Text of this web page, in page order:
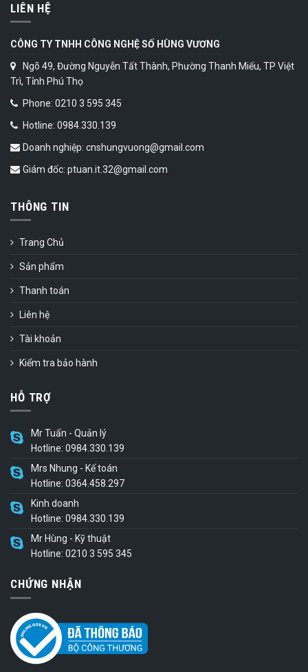
LIÊN HỆ
CÔNG TY TNHH CÔNG NGHỆ SỐ HÙNG VƯƠNG
Ngõ 49, Đường Nguyễn Tất Thành, Phường Thanh Miếu, TP Việt
Trì, Tỉnh Phú Thọ
Phone: 0210 3 595 345
Hotline: 0984.330.139
Doanh nghiệp: cnshungvuong@gmail.com
Giám đốc: ptuan.it.32@gmail.com
THÔNG TIN
Trang Chủ
Sản phẩm
Thanh toán
Liên hệ
Tài khoản
Kiểm tra bảo hành
HỖ TRỢ
Mr Tuấn - Quản lý
Hotline: 0984.330.139
Mrs Nhung - Kế toán
Hotline: 0364.458.297
Kinh doanh
Hotline: 0984.330.139
Mr Hùng - Kỹ thuật
Hotline: 0210 3 595 345
CHỨNG NHẬN